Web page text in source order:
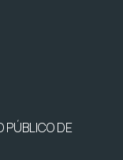
PÚBLICO DE